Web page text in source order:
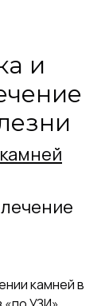
и
камней в